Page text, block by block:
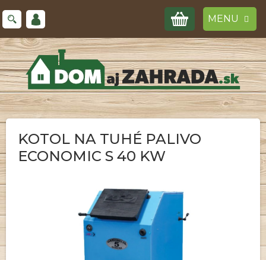
na
obsah
NÁKUPNÝ
KOTOL NA TUHÉ PALIVO
ECONOMIC S 40 KW